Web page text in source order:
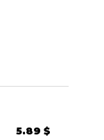
5.89 $